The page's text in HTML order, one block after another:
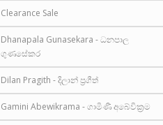
Clearance Sale
Dhanapala Gunasekara - ධනපාල
ගුණසේකර
Dilan Pragith - දිලාන් ප්‍රගීත්
Gamini Abewikrama - ගාමිණී අබේවික්‍රම